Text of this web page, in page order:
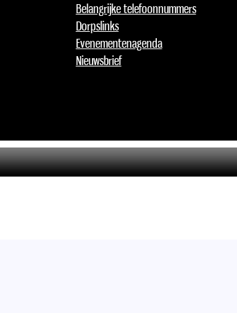
Belangrijke telefoonnummers
Dorpslinks
Evenementenagenda
Nieuwsbrief